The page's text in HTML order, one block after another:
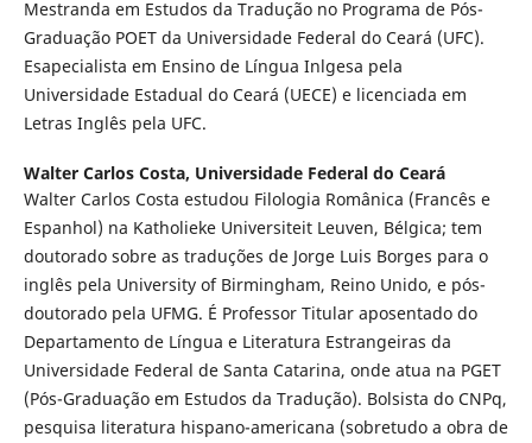
Mestranda em Estudos da Tradução no Programa de Pós-
Graduação POET da Universidade Federal do Ceará (UFC).
Esapecialista em Ensino de Língua Inlgesa pela
Universidade Estadual do Ceará (UECE) e licenciada em
Letras Inglês pela UFC.
Walter Carlos Costa, Universidade Federal do Ceará
Walter Carlos Costa estudou Filologia Românica (Francês e
Espanhol) na Katholieke Universiteit Leuven, Bélgica; tem
doutorado sobre as traduções de Jorge Luis Borges para o
inglês pela University of Birmingham, Reino Unido, e pós-
doutorado pela UFMG. É Professor Titular aposentado do
Departamento de Língua e Literatura Estrangeiras da
Universidade Federal de Santa Catarina, onde atua na PGET
(Pós-Graduação em Estudos da Tradução). Bolsista do CNPq,
pesquisa literatura hispano-americana (sobretudo a obra de